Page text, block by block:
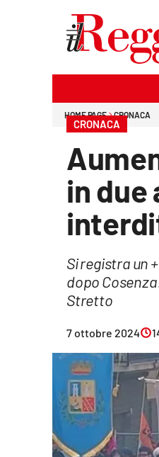
Economia e lavoro
HOME PAGE CRONACA
CRONACA
in due
Si registra un
dopo
Stretto
7 ottobre 2024